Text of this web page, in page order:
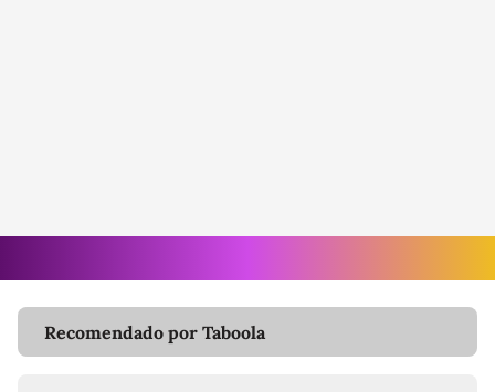
Recomendado por Taboola